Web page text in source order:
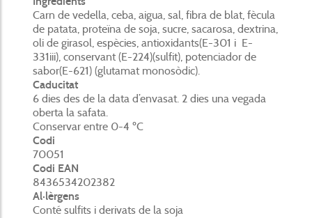
Carn de vedella, ceba, aigua, sal, fibra de blat, fècula
de patata, proteïna de soja, sucre, sacarosa, dextrina,
oli de girasol, espècies, antioxidants(E-301 i E-
331iii), conservant (E-224)(sulfit), potenciador de
sabor(E-621) (glutamat monosòdic).
Caducitat
6 dies des de la data d’envasat. 2 dies una vegada
oberta la safata.
Conservar entre 0-4 ºC
Codi
70051
Codi EAN
8436534202382
Al·lèrgens
Conté sulfits i derivats de la soja